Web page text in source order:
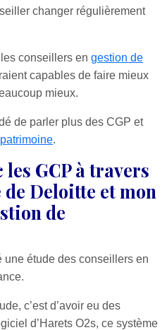
changer régulièrement
conseillers en gestion de
capables de faire mieux
mieux.
de parler plus des CGP et
.
GCP à travers
Deloitte et mon
de
une étude des conseillers en
c’est d’avoir eu des
d’Harets O2s, ce système